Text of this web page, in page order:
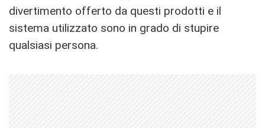
divertimento offerto da questi prodotti e il
sistema utilizzato sono in grado di stupire
qualsiasi persona.